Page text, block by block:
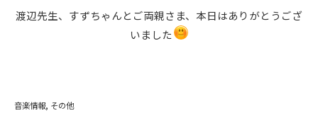
渡辺先生、すずちゃんとご両親さま、本日はありがとうござ
いました
音楽情報 その他